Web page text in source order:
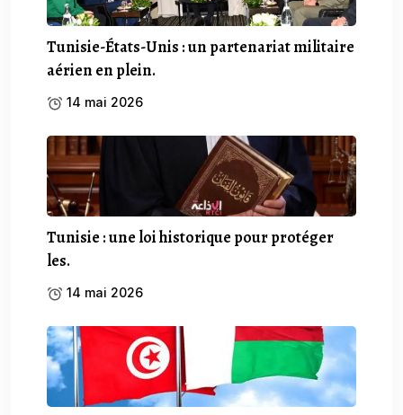
Tunisie-États-Unis : un partenariat militaire
aérien en plein.
14 mai 2026
Tunisie : une loi historique pour protéger
les.
14 mai 2026